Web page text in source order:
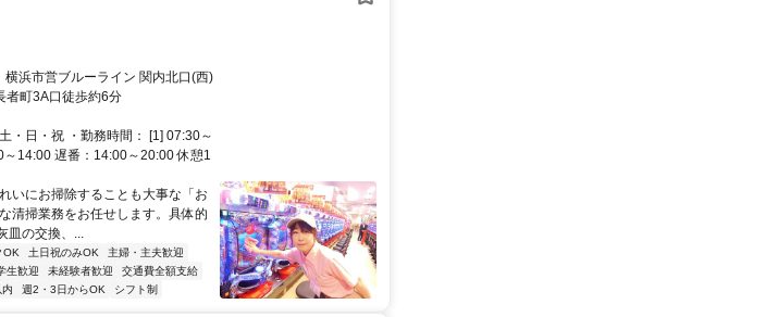
浜市営ブルーライン 関内北口(西)
者町3A口徒歩約6分
・日・祝 ・勤務時間： [1] 07:30～
14:00 遅番：14:00～20:00 休憩1
いにお掃除することも大事な「お
清掃業務をお任せします。具体的
皿の交換、...
OK 土日祝のみOK
主婦・主夫歓迎
生歓迎 未経験者歓迎
交通費全額支給
週2・3日からOK シフト制